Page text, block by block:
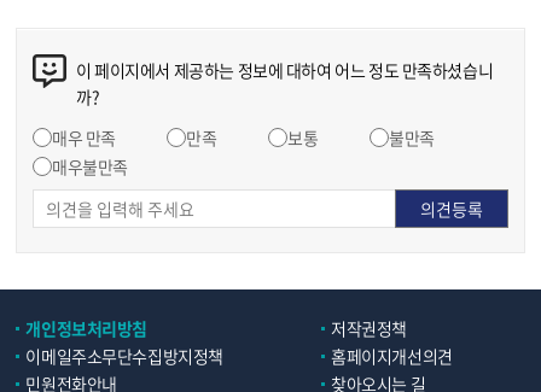
이 페이지에서 제공하는 정보에 대하여 어느 정도 만족하셨습니
까?
매우 만족
만족 보통
불만족
매우불만족
개인정보처리방침
저작권정책
이메일주소무단수집방지정책
홈페이지개선의견
민원전화안내
찾아오시는 길